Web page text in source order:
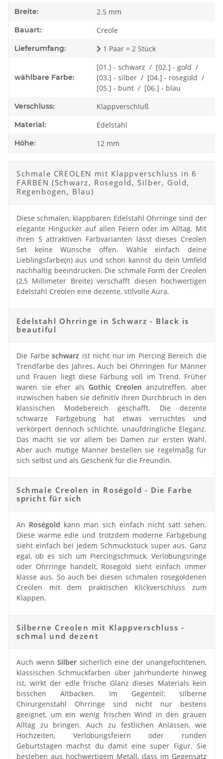
Breite: 2.5 mm
Bauart: Creole
Lieferumfang: 1 Paar = 2 Stück
wählbare Farbe:
[01.] - schwarz / [02.] - gold /
[03.] - silber / [04.] - rosegold /
[05.] - bunt / [06.] - blau
Verschluss: Klappverschluß
Material: Edelstahl
Höhe: 12 mm
Schmale CREOLEN mit Klappverschluss in 6
FARBEN (Schwarz, Rosegold, Silber, Gold,
Regenbogen, Blau)
Diese schmalen, klappbaren Edelstahl Ohrringe sind der
elegante Hingucker auf allen Feiern oder im Alltag. Mit
ihren 5 attraktiven Farbvarianten lässt dieses Creolen
Set keine Wünsche offen. Wähle einfach deine
Lieblingsfarbe(n) aus und schon kannst du dein Umfeld
nachhaltig beeindrucken. Die schmale Form der Creolen
(2,5 Millimeter Breite) verschafft diesen hochwertigen
Edelstahl Creolen eine dezente, stilvolle Aura.
Edelstahl Ohrringe in Schwarz - Black is
beautiful
Die Farbeschwarz ist nicht nur im Piercing Bereich die
Trendfarbe des Jahres. Auch bei Ohrringen für Männer
und Frauen liegt diese Färbung voll im Trend. Früher
waren sie eher alsGothic Creolen anzutreffen, aber
inzwischen haben sie definitiv ihren Durchbruch in den
klassischen Modebereich geschafft. Die dezente
schwarze Farbgebung hat etwas verruchtes und
verkörpert dennoch schlichte, unaufdringliche Eleganz.
Das macht sie vor allem bei Damen zur ersten Wahl.
Aber auch mutige Männer bestellen sie regelmäßg für
sich selbst und als Geschenk für die Freundin.
Schmale Creolen in Roségold - Die Farbe
spricht für sich
An Roségold kann man sich einfach nicht satt sehen.
Diese warme edle und trotzdem moderne Farbgebung
sieht einfach bei jedem Schmuckstück super aus. Ganz
egal, ob es sich um Piercingschmuck, Verlobungsringe
oder Ohrringe handelt, Rosegold sieht einfach immer
klasse aus. So auch bei diesen schmalen rosegoldenen
Creolen mit dem praktischen Klickverschluss zum
Klappen.
Silberne Creolen mit Klappverschluss -
schmal und dezent
Auch wenn Silber sicherlich eine der unangefochtenen,
klassischen Schmuckfarben über Jahrhunderte hinweg
ist, wirkt der edle frische Glanz dieses Materials kein
bisschen Altbacken. Im Gegenteil: silberne
Chirurgenstahl Ohrringe sind nicht nur bestens
geeignet, um ein wenig frischen Wind in den grauen
Alltag zu bringen. Auch zu festlichen Anlässen, wie
Hochzeiten, Verlobungsfeiern oder runden
Geburtstagen machst du damit eine super Figur. Sie
bestehen aus hochwertigem Metall, dass im Gegensatz